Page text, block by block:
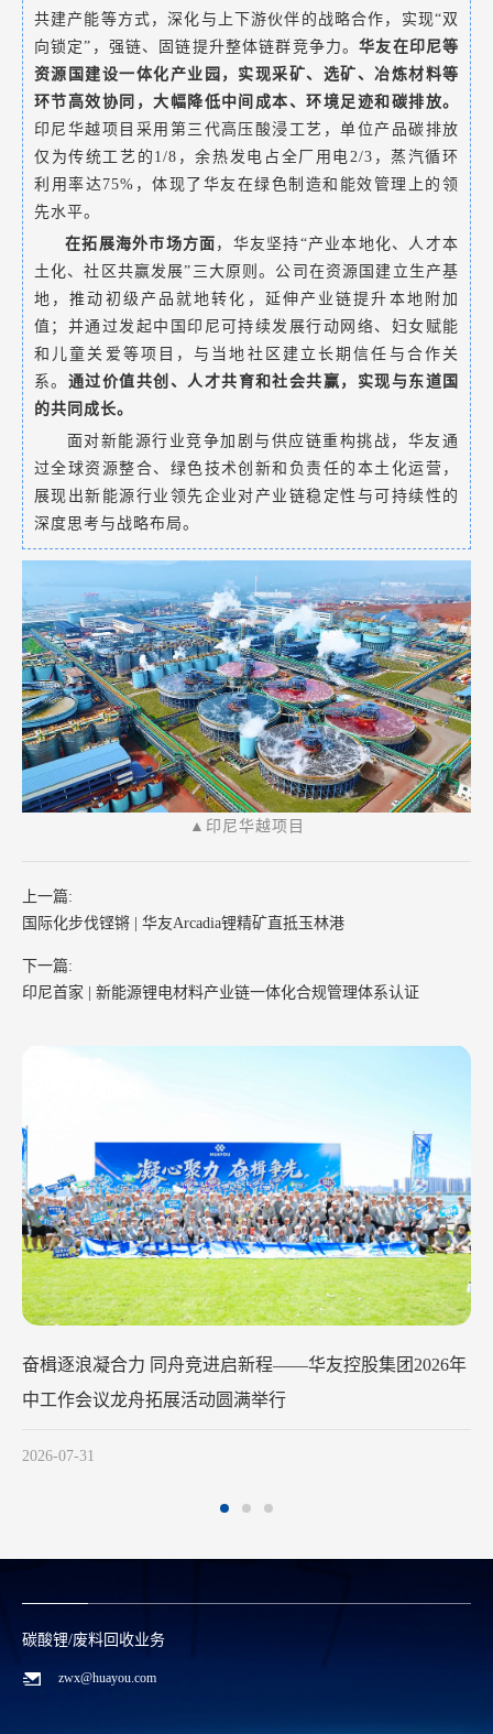
华友钴业2026年中工作会议在苏州召
共建产能等方式，深化与上下游伙伴的战略合作，实现“双
向锁定”，强链、固链提升整体链群竞争力。华友在印尼等
资源国建设一体化产业园，实现采矿、选矿、冶炼材料等
环节高效协同，大幅降低中间成本、环境足迹和碳排放。
印尼华越项目采用第三代高压酸浸工艺，单位产品碳排放
仅为传统工艺的1/8，余热发电占全厂用电2/3，蒸汽循环
利用率达75%，体现了华友在绿色制造和能效管理上的领
先水平。
在拓展海外市场方面 ，华友坚持“产业本地化、人才本
土化、社区共赢发展”三大原则。公司在资源国建立生产基
地，推动初级产品就地转化，延伸产业链提升本地附加
值；并通过发起中国印尼可持续发展行动网络、妇女赋能
和儿童关爱等项目，与当地社区建立长期信任与合作关
系。 通过价值共创、人才共育和社会共赢，实现与东道国
的共同成长。
面对新能源行业竞争加剧与供应链重构挑战，华友通
过全球资源整合、绿色技术创新和负责任的本土化运营，
展现出新能源行业领先企业对产业链稳定性与可持续性的
深度思考与战略布局。
▲印尼华越项目
上一篇:
国际化步伐铿锵 | 华友Arcadia锂精矿直抵玉林港
下一篇:
印尼首家 | 新能源锂电材料产业链一体化合规管理体系认证
碳酸锂/废料回收业务
zwx@huayou.com